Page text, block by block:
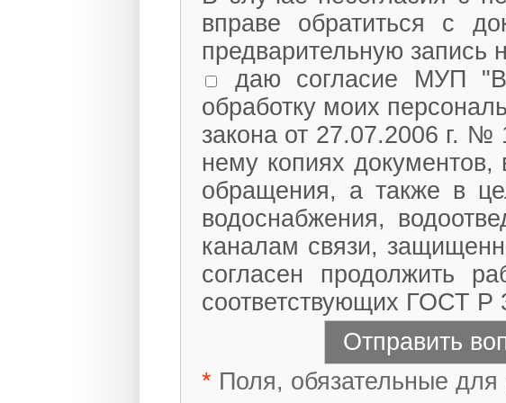
вправе обратиться с
предварительную
даю согласие МУП
обработку моих
закона от 27.07.2006 г.
нему копиях документов,
обращения, а также в
водоснабжения,
каналам связи,
согласен продолжить
соответствующих ГОСТ Р
* Поля, обязательные для